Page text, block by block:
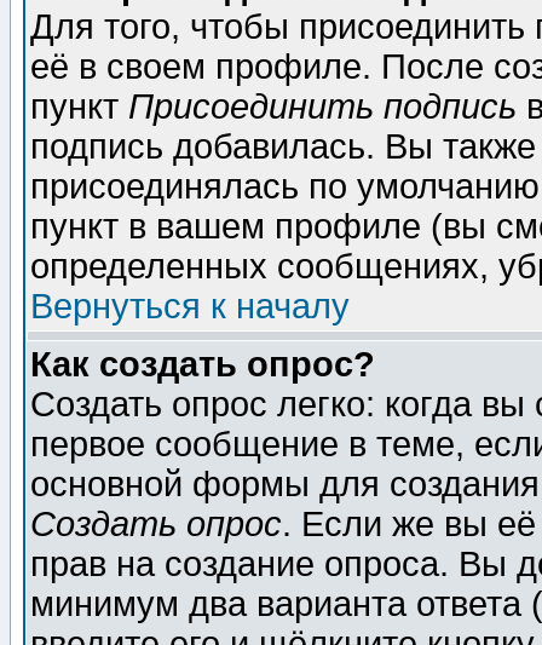
Для того, чтобы
её в своем профиле. После
пункт Присоединить подпись
подпись добавилась. Вы
присоединялась по
пункт в вашем профиле (вы
определенных сообщениях,
Вернуться к началу
Как создать опрос?
Создать опрос легко: когда
первое сообщение в теме,
основной формы для
Создать опрос. Если же вы её
прав на создание опроса. Вы
минимум два варианта ответа